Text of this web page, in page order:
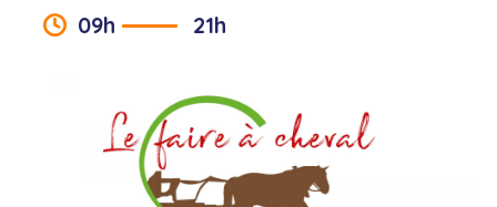
09h 21h